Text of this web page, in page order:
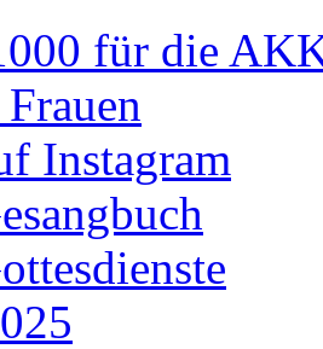
für die
Instagram